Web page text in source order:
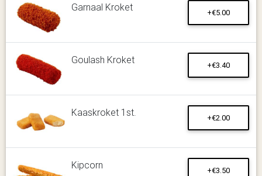
Garnaal Kroket +€5.00
Goulash Kroket +€3.40
Kaaskroket 1st. +€2.00
Kipcorn +€3.50